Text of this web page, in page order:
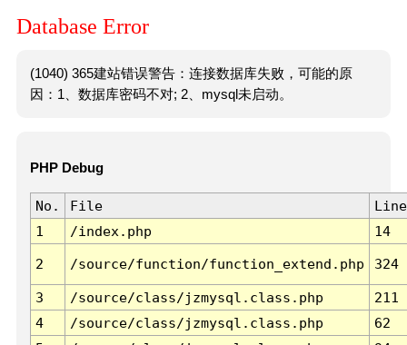
Database Error
(1040) 365建站错误警告：连接数据库失败，可能的原
因：1、数据库密码不对; 2、mysql未启动。
PHP Debug
No. File
Line
1
/index.php 14
2 /source/function/function_extend.php 324
3 /source/class/jzmysql.class.php
211
4
/source/class/jzmysql.class.php
62